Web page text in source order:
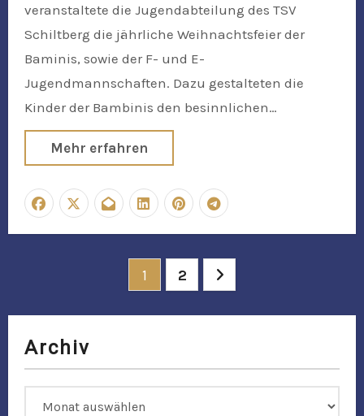
veranstaltete die Jugendabteilung des TSV
Schiltberg die jährliche Weihnachtsfeier der
Baminis, sowie der F- und E-
Jugendmannschaften. Dazu gestalteten die
Kinder der Bambinis den besinnlichen…
Mehr erfahren
Seitennummerierung
der
Beiträge
1 2
Archiv